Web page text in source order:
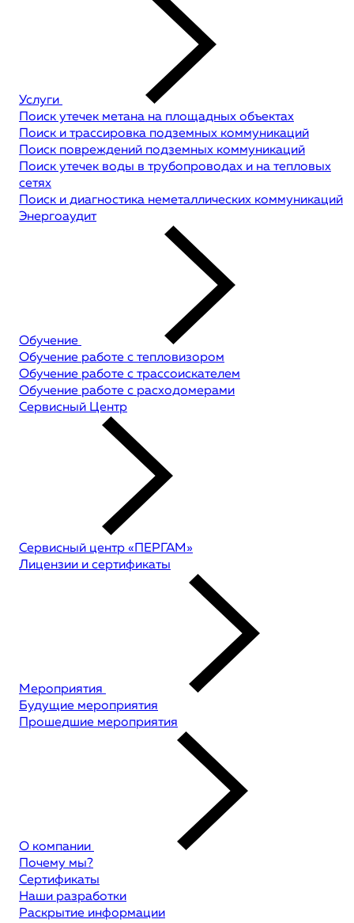
Услуги
Поиск утечек метана на площадных объектах
Поиск и трассировка подземных коммуникаций
Поиск повреждений подземных коммуникаций
Поиск утечек воды в трубопроводах и на тепловых
сетях
Поиск и диагностика неметаллических коммуникаций
Энергоаудит
Обучение
Обучение работе с тепловизором
Обучение работе с трассоискателем
Обучение работе с расходомерами
Сервисный Центр
Сервисный центр «ПЕРГАМ»
Лицензии и сертификаты
Мероприятия
Будущие мероприятия
Прошедшие мероприятия
О компании
Почему мы?
Сертификаты
Наши разработки
Раскрытие информации